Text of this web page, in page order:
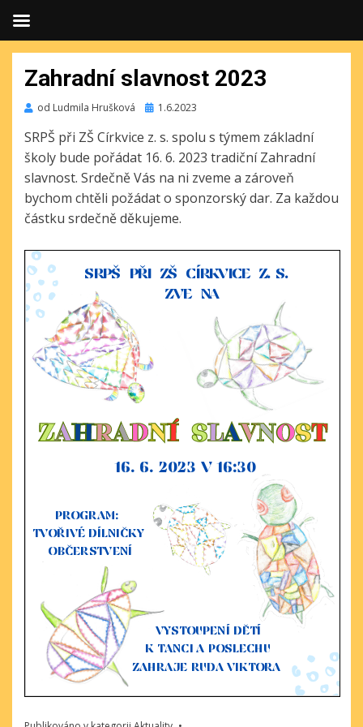
Zahradní slavnost 2023
od Ludmila Hrušková Publikováno
1.6.2023
SRPŠ při ZŠ Církvice z. s. spolu s týmem základní
školy bude pořádat 16. 6. 2023 tradiční Zahradní
slavnost. Srdečně Vás na ni zveme a zároveň
bychom chtěli požádat o sponzorský dar. Za každou
částku srdečně děkujeme.